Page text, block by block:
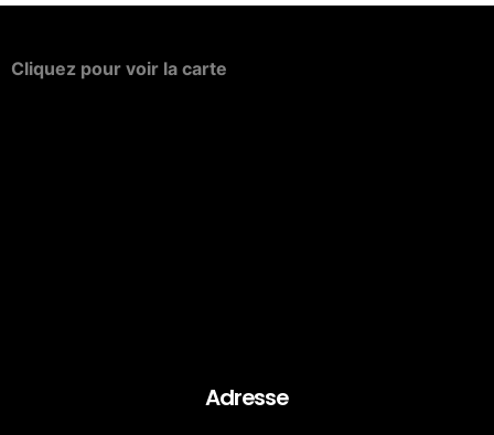
Cliquez pour voir la carte
Adresse